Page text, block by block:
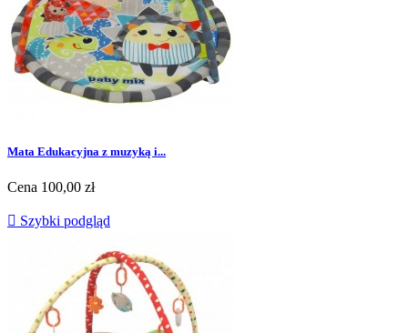
Mata Edukacyjna z muzyką i...
Cena 100,00 zł
 Szybki podgląd